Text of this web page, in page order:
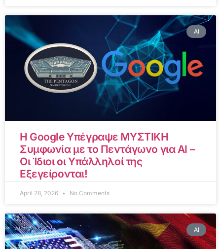
AI
Η Google Υπέγραψε ΜΥΣΤΙΚΗ
Συμφωνία με το Πεντάγωνο για AI –
Οι Ίδιοι οι Υπάλληλοί της
Εξεγείρονται!
April 28, 2026 No Comments
AI